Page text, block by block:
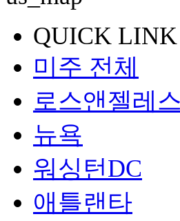
QUICK LINK
미주 전체
로스앤젤레스
뉴욕
워싱턴DC
애틀랜타